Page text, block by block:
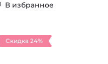
В избранное
Скидка 24%